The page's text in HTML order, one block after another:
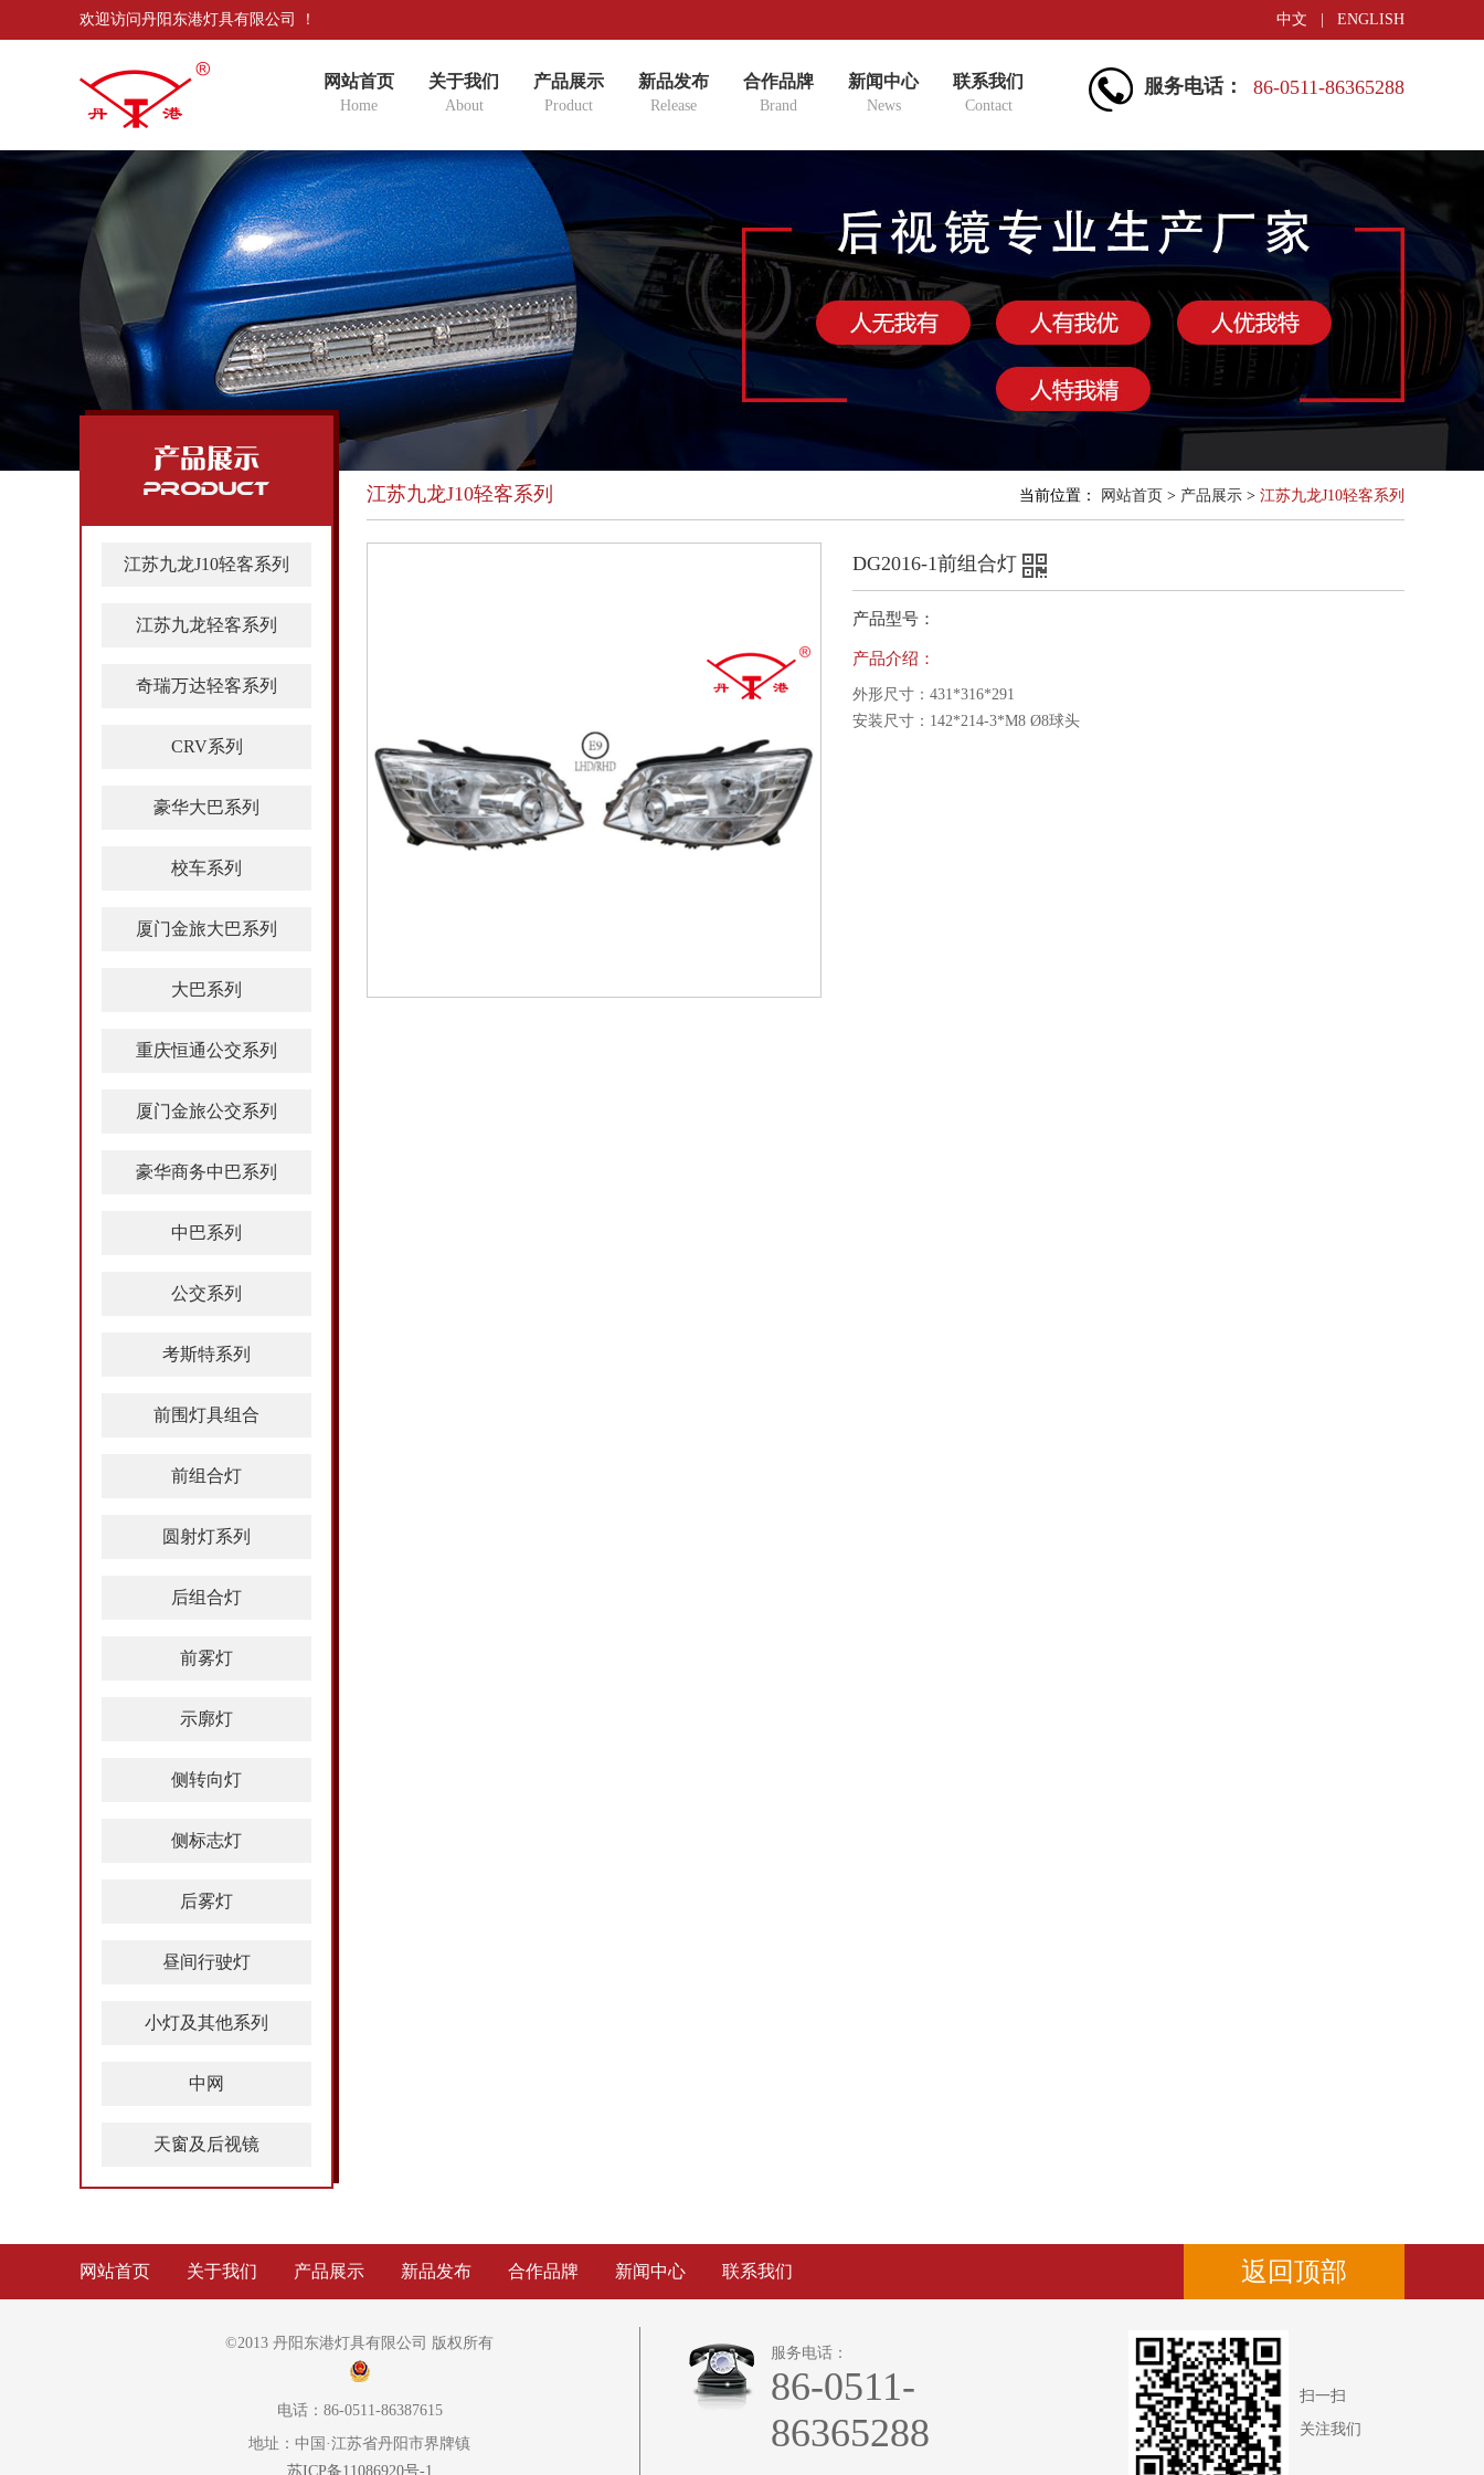
欢迎访问丹阳东港灯具有限公司 ！ 中文 ENGLISH
网站首页
Home
关于我们
About
产品展示
Product
新品发布
Release
合作品牌
Brand
新闻中心
News
联系我们
Contact
服务电话： 86-0511-86365288
江苏九龙J10轻客系列 当前位置： 网站首页 > 产品展示 > 江苏九龙J10轻客系列
DG2016-1前组合灯
产品型号：
产品介绍：
外形尺寸： 431*316*291
安装尺寸： 142*214-3*M8 Ø8球头
江苏九龙J10轻客系列
江苏九龙轻客系列
奇瑞万达轻客系列
CRV系列
豪华大巴系列
校车系列
厦门金旅大巴系列
大巴系列
重庆恒通公交系列
厦门金旅公交系列
豪华商务中巴系列
中巴系列
公交系列
考斯特系列
前围灯具组合
前组合灯
圆射灯系列
后组合灯
前雾灯
示廓灯
侧转向灯
侧标志灯
后雾灯
昼间行驶灯
小灯及其他系列
中网
天窗及后视镜
返回顶部
网站首页 关于我们 产品展示 新品发布 合作品牌 新闻中心 联系我们
©2013 丹阳东港灯具有限公司 版权所有
电话：86-0511-86387615
地址：中国·江苏省丹阳市界牌镇
苏ICP备11086920号-1
服务电话：
86-0511-
86365288
扫一扫
关注我们